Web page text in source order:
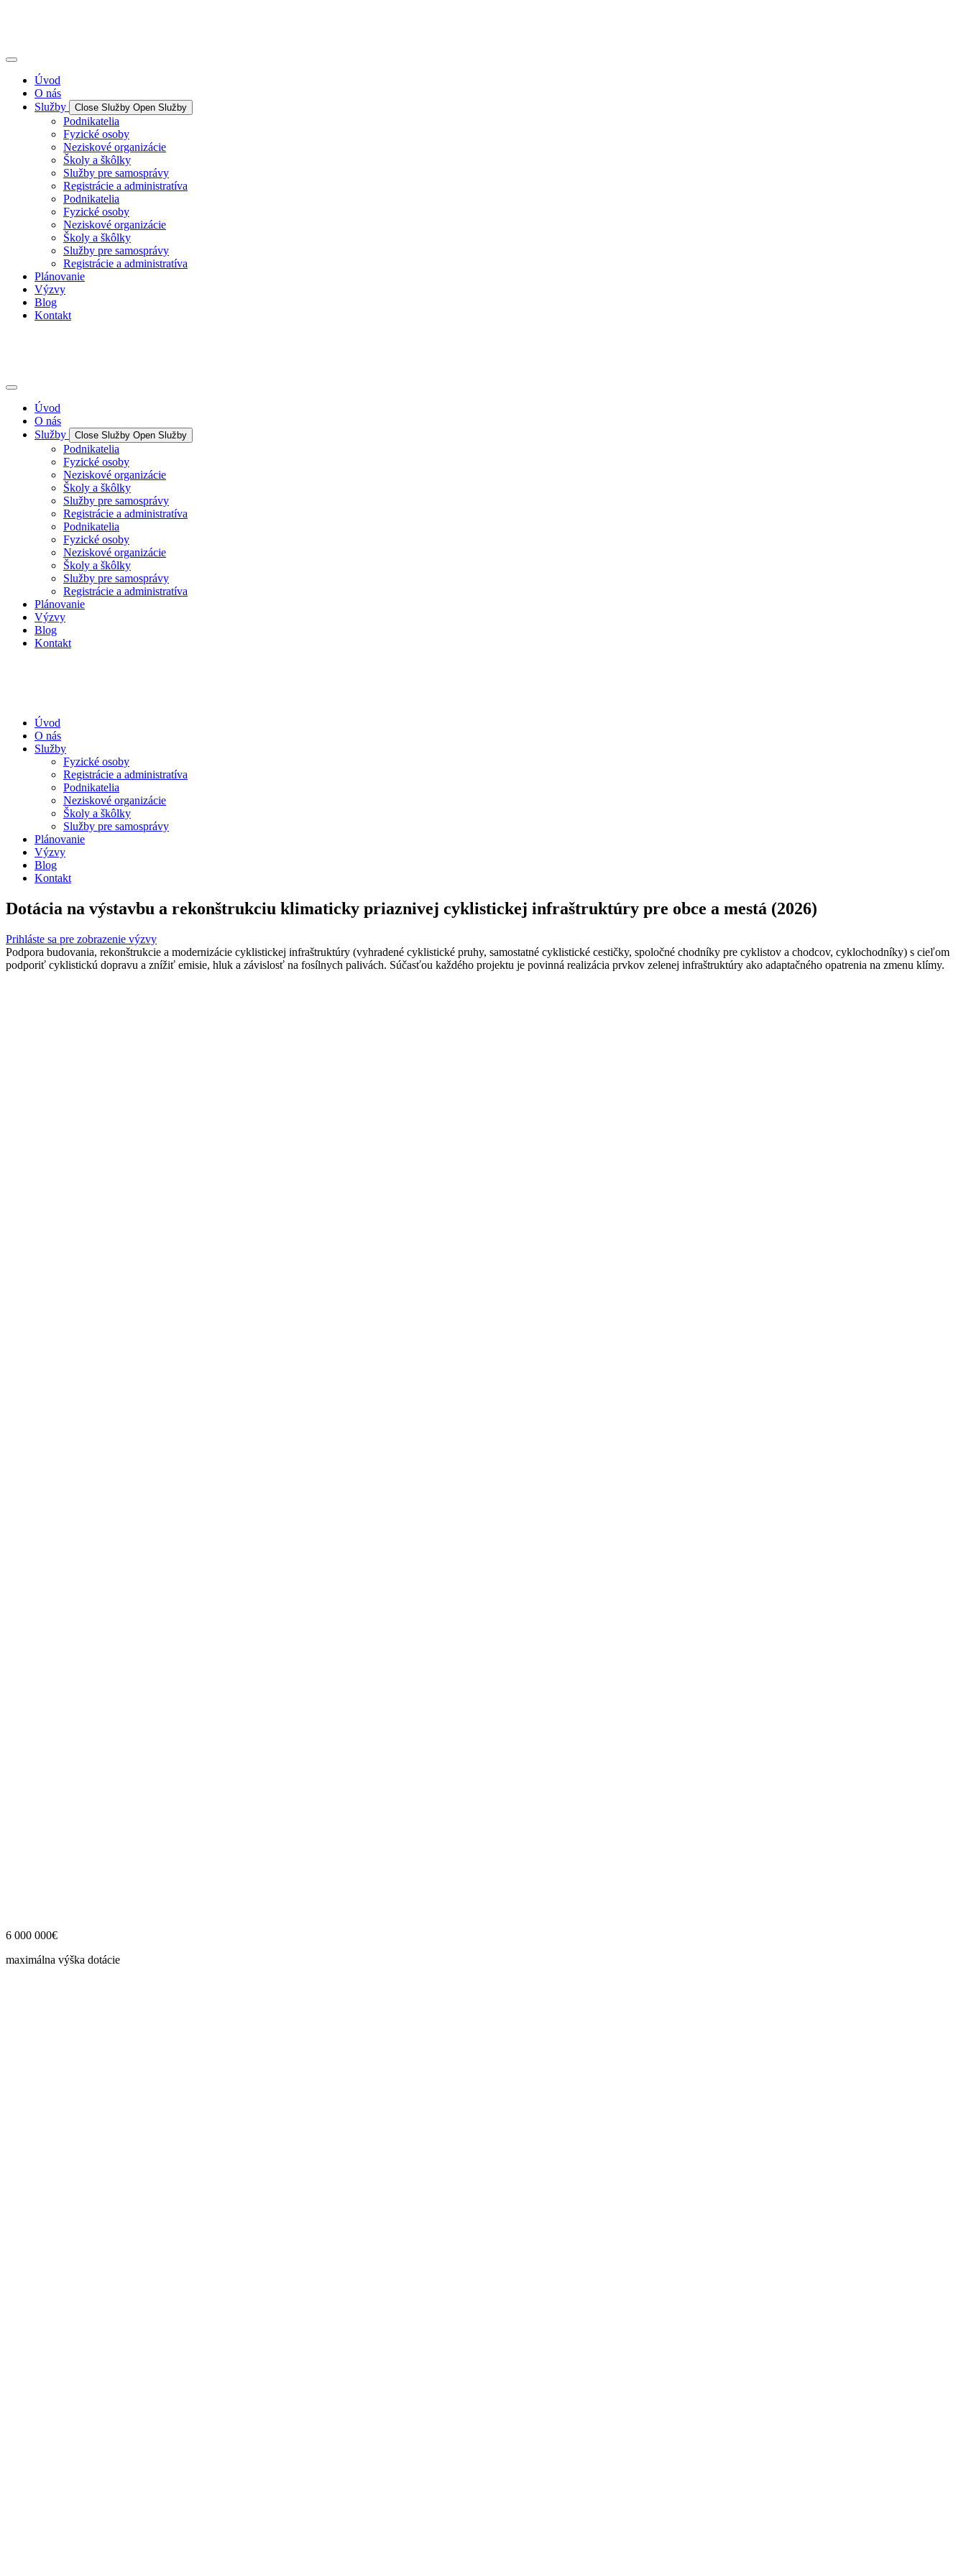
Úvod
O nás
Služby
Close Služby Open Služby
Podnikatelia
Fyzické osoby
Neziskové organizácie
Školy a škôlky
Služby pre samosprávy
Registrácie a administratíva
Podnikatelia
Fyzické osoby
Neziskové organizácie
Školy a škôlky
Služby pre samosprávy
Registrácie a administratíva
Plánovanie
Výzvy
Blog
Kontakt
Úvod
O nás
Služby
Close Služby Open Služby
Podnikatelia
Fyzické osoby
Neziskové organizácie
Školy a škôlky
Služby pre samosprávy
Registrácie a administratíva
Podnikatelia
Fyzické osoby
Neziskové organizácie
Školy a škôlky
Služby pre samosprávy
Registrácie a administratíva
Plánovanie
Výzvy
Blog
Kontakt
Úvod
O nás
Služby
Fyzické osoby
Registrácie a administratíva
Podnikatelia
Neziskové organizácie
Školy a škôlky
Služby pre samosprávy
Plánovanie
Výzvy
Blog
Kontakt
Dotácia na výstavbu a rekonštrukciu klimaticky priaznivej cyklistickej infraštruktúry pre obce a mestá (2026)
Prihláste sa pre zobrazenie výzvy
Podpora budovania, rekonštrukcie a modernizácie cyklistickej infraštruktúry (vyhradené cyklistické pruhy, samostatné cyklistické cestičky, spoločné chodníky pre cyklistov a chodcov, cyklochodníky) s cieľom
podporiť cyklistickú dopravu a znížiť emisie, hluk a závislosť na fosílnych palivách. Súčasťou každého projektu je povinná realizácia prvkov zelenej infraštruktúry ako adaptačného opatrenia na zmenu klímy.
6 000 000€
maximálna výška dotácie